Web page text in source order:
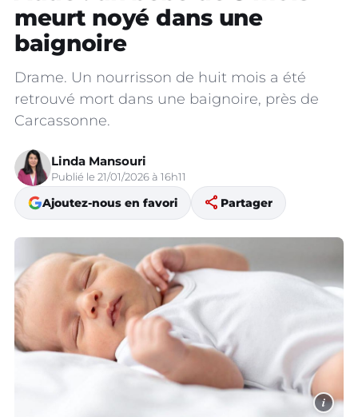
meurt noyé dans une
baignoire
Drame. Un nourrisson de huit mois a été
retrouvé mort dans une baignoire, près de
Carcassonne.
Linda Mansouri
Publié le 21/01/2026 à 16h11
Ajoutez-nous en favori share Partager
i